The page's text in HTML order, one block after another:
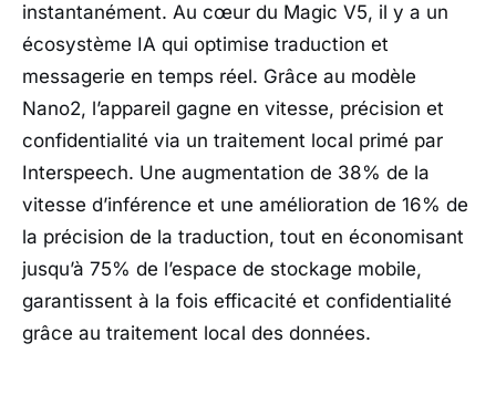
instantanément. Au cœur du Magic V5, il y a un
écosystème IA qui optimise traduction et
messagerie en temps réel. Grâce au modèle
Nano2, l’appareil gagne en vitesse, précision et
confidentialité via un traitement local primé par
Interspeech. Une augmentation de 38% de la
vitesse d’inférence et une amélioration de 16% de
la précision de la traduction, tout en économisant
jusqu’à 75% de l’espace de stockage mobile,
garantissent à la fois efficacité et confidentialité
grâce au traitement local des données.